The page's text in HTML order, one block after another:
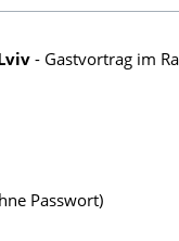
- Gastvortrag im
Passwort)